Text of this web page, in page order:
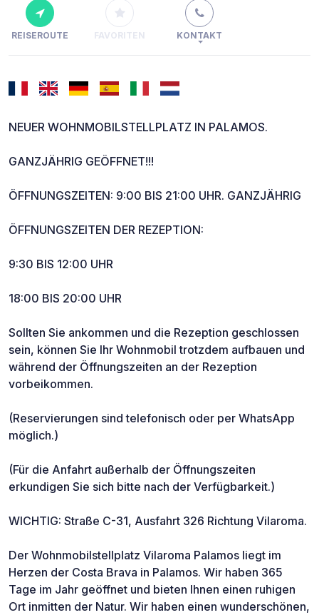
REISEROUTE FAVORITEN KONTAKT
NEUER WOHNMOBILSTELLPLATZ IN PALAMOS.
GANZJÄHRIG GEÖFFNET!!!
ÖFFNUNGSZEITEN: 9:00 BIS 21:00 UHR. GANZJÄHRIG
ÖFFNUNGSZEITEN DER REZEPTION:
9:30 BIS 12:00 UHR
18:00 BIS 20:00 UHR
Sollten Sie ankommen und die Rezeption geschlossen
sein, können Sie Ihr Wohnmobil trotzdem aufbauen und
während der Öffnungszeiten an der Rezeption
vorbeikommen.
(Reservierungen sind telefonisch oder per WhatsApp
möglich.)
(Für die Anfahrt außerhalb der Öffnungszeiten
erkundigen Sie sich bitte nach der Verfügbarkeit.)
WICHTIG: Straße C-31, Ausfahrt 326 Richtung Vilaroma.
Der Wohnmobilstellplatz Vilaroma Palamos liegt im
Herzen der Costa Brava in Palamos. Wir haben 365
Tage im Jahr geöffnet und bieten Ihnen einen ruhigen
Ort inmitten der Natur. Wir haben einen wunderschönen,